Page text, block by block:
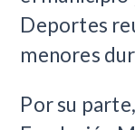
Deportes
menores
Por su